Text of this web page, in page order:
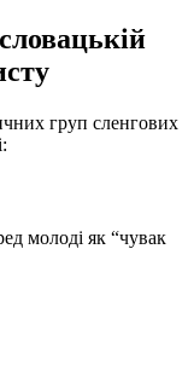
груп сленгових
молоді як “чувак